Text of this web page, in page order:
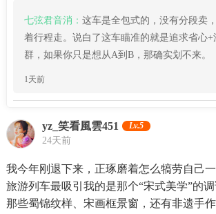
七弦君音消： 这车是全包式的，没有分段卖
着行程走。说白了这车瞄准的就是追求省心+
群，如果你只是想从A到B，那确实划不来。
1天前
yz_笑看風雲451 Lv.5
24天前
我今年刚退下来，正琢磨着怎么犒劳自己
旅游列车最吸引我的是那个“宋式美学”的
那些蜀锦纹样、宋画框景窗，还有非遗手